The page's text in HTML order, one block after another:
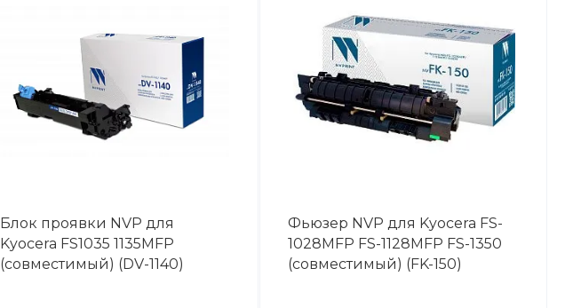
Блок проявки NVP для
Kyocera FS1035 1135MFP
(совместимый) (DV-1140)
Фьюзер NVP для Kyocera FS-
1028MFP FS-1128MFP FS-1350
(совместимый) (FK-150)